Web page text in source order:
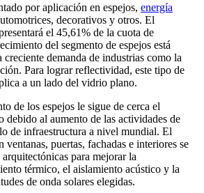
por aplicación en espejos, energía
decorativos y otros. El
el 45,61% de la cuota de
del segmento de espejos está
demanda de industrias como la
Para lograr reflectividad, este tipo de
a un lado del vidrio plano.
de los espejos le sigue de cerca el
debido al aumento de las actividades de
de infraestructura a nivel mundial. El
puertas, fachadas e interiores se
para mejorar la
térmico, el aislamiento acústico y la
de onda solares elegidas.